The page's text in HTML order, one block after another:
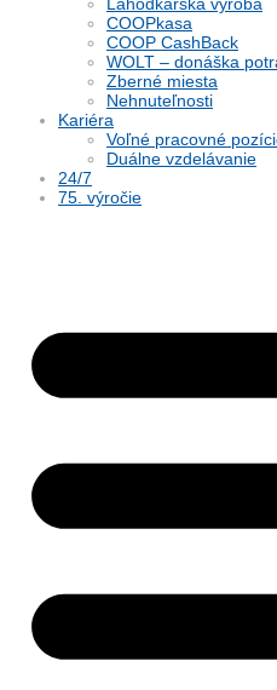
Lahôdkárska výroba
COOPkasa
COOP CashBack
WOLT – donáška
Zberné miesta
Nehnuteľnosti
Kariéra
Voľné pracovné
Duálne vzdelávanie
24/7
75. výročie